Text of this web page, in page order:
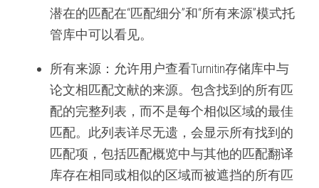
潜在的匹配在“匹配细分”和“所有来源”模式托
管库中可以看见。
所有来源：允许用户查看Turnitin存储库中与
论文相匹配文献的来源。包含找到的所有匹
配的完整列表，而不是每个相似区域的最佳
匹配。此列表详尽无遗，会显示所有找到的
匹配项，包括匹配概览中与其他的匹配翻译
库存在相同或相似的区域而被遮挡的所有匹